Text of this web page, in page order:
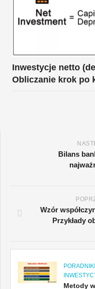
Inwestycje netto
Obliczanie krok po
Bilans
Wzór
Przykłady
Metody